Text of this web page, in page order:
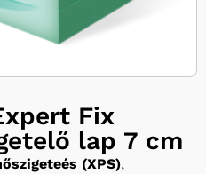
Fix
lap 7 cm
(XPS),